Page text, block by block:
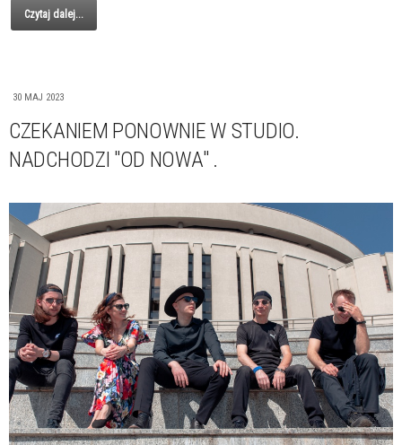
Czytaj dalej...
30 MAJ 2023
CZEKANIEM PONOWNIE W STUDIO.
NADCHODZI "OD NOWA" .